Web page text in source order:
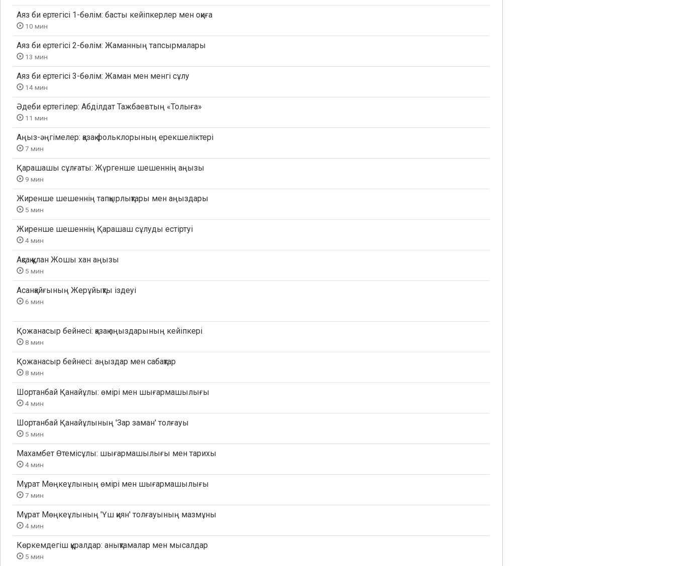
Аяз би ертегісі 1-бөлім: басты кейіпкерлер мен оқиға
10 мин
Аяз би ертегісі 2-бөлім: Жаманның тапсырмалары
13 мин
Аяз би ертегісі 3-бөлім: Жаман мен менгі сұлу
14 мин
Әдеби ертегілер: Абділдат Тажбаевтың «Толыға»
11 мин
Аңыз-әңгімелер: қазақ фольклорының ерекшеліктері
7 мин
Қарашашы сұлғаты: Жүргенше шешеннің аңызы
9 мин
Жиренше шешеннің тапқырлықтары мен аңыздары
5 мин
Жиренше шешеннің Қарашаш сұлуды естіртуі
4 мин
Ақсақ құлан Жошы хан аңызы
5 мин
Асанқайғының Жерұйықты іздеуі
6 мин
Қожанасыр бейнесі: қазақ аңыздарының кейіпкері
8 мин
Қожанасыр бейнесі: аңыздар мен сабақтар
8 мин
Шортанбай Қанайұлы: өмірі мен шығармашылығы
4 мин
Шортанбай Қанайұлының 'Зар заман' толғауы
5 мин
Махамбет Өтемісұлы: шығармашылығы мен тарихы
4 мин
Мұрат Мөңкеұлының өмірі мен шығармашылығы
7 мин
Мұрат Мөңкеұлының 'Үш қиян' толғауының мазмұны
4 мин
Көркемдегіш құралдар: анықтамалар мен мысалдар
5 мин